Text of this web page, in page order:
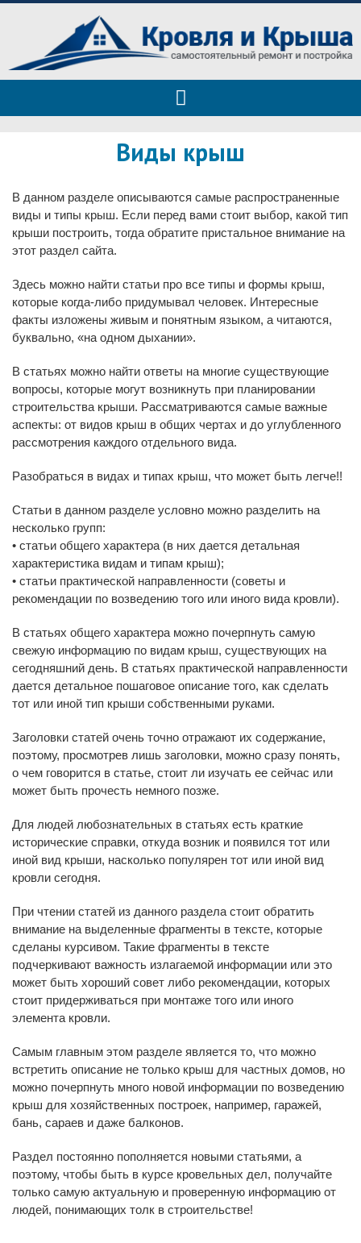
Roof tops — только полезные
советы
Полезные советы при строительстве дома и ремонте
Виды крыш
В данном разделе описываются самые распространенные
виды и типы крыш. Если перед вами стоит выбор, какой тип
крыши построить, тогда обратите пристальное внимание на
этот раздел сайта.
Здесь можно найти статьи про все типы и формы крыш,
которые когда-либо придумывал человек. Интересные
факты изложены живым и понятным языком, а читаются,
буквально, «на одном дыхании».
В статьях можно найти ответы на многие существующие
вопросы, которые могут возникнуть при планировании
строительства крыши. Рассматриваются самые важные
аспекты: от видов крыш в общих чертах и до углубленного
рассмотрения каждого отдельного вида.
Разобраться в видах и типах крыш, что может быть легче!!
Статьи в данном разделе условно можно разделить на
несколько групп:
• статьи общего характера (в них дается детальная
характеристика видам и типам крыш);
• статьи практической направленности (советы и
рекомендации по возведению того или иного вида кровли).
В статьях общего характера можно почерпнуть самую
свежую информацию по видам крыш, существующих на
сегодняшний день. В статьях практической направленности
дается детальное пошаговое описание того, как сделать
тот или иной тип крыши собственными руками.
Заголовки статей очень точно отражают их содержание,
поэтому, просмотрев лишь заголовки, можно сразу понять,
о чем говорится в статье, стоит ли изучать ее сейчас или
может быть прочесть немного позже.
Для людей любознательных в статьях есть краткие
исторические справки, откуда возник и появился тот или
иной вид крыши, насколько популярен тот или иной вид
кровли сегодня.
При чтении статей из данного раздела стоит обратить
внимание на выделенные фрагменты в тексте, которые
сделаны курсивом. Такие фрагменты в тексте
подчеркивают важность излагаемой информации или это
может быть хороший совет либо рекомендации, которых
стоит придерживаться при монтаже того или иного
элемента кровли.
Самым главным этом разделе является то, что можно
встретить описание не только крыш для частных домов, но
можно почерпнуть много новой информации по возведению
крыш для хозяйственных построек, например, гаражей,
бань, сараев и даже балконов.
Раздел постоянно пополняется новыми статьями, а
поэтому, чтобы быть в курсе кровельных дел, получайте
только самую актуальную и проверенную информацию от
людей, понимающих толк в строительстве!